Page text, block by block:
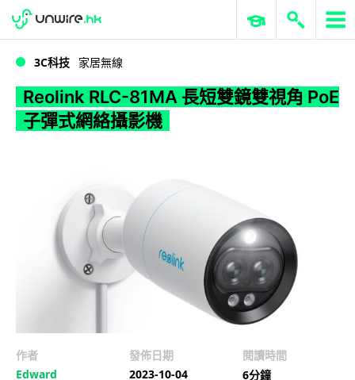
WWDC 2026 ERP 與商業 AI
3C科技 家居無線
Reolink RLC-81MA 長短雙鏡雙視角 PoE
子彈式網絡攝影機
作者
Edward
發佈日期
2023-10-04
閱讀時間
6分鐘